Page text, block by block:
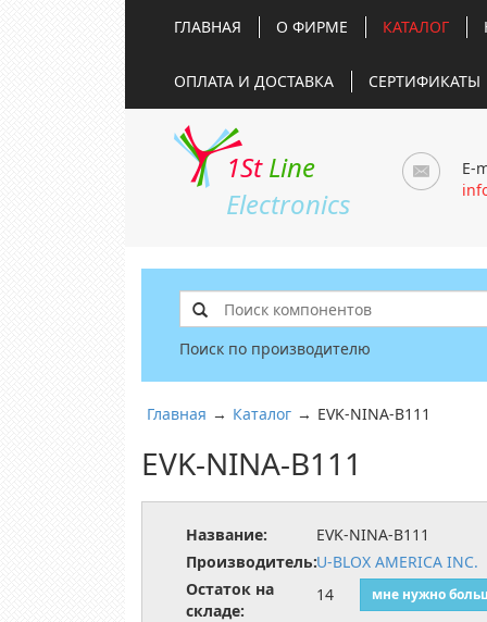
ГЛАВНАЯ О ФИРМЕ КАТАЛОГ
ОПЛАТА И ДОСТАВКА СЕРТИФИКАТЫ
1St Line
Electronics
E-
Поиск по производителю
Главная → Каталог → EVK-NINA-B111
EVK-NINA-B111
Название:
EVK-NINA-B111
Производитель:U-BLOX AMERICA INC.
Остаток на
складе:
14 мне нужно